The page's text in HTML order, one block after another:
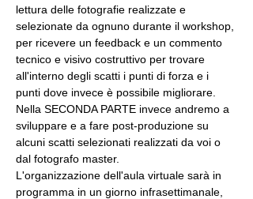
lettura delle fotografie realizzate e
selezionate da ognuno durante il workshop,
per ricevere un feedback e un commento
tecnico e visivo costruttivo per trovare
all'interno degli scatti i punti di forza e i
punti dove invece è possibile migliorare.
Nella SECONDA PARTE invece andremo a
sviluppare e a fare post-produzione su
alcuni scatti selezionati realizzati da voi o
dal fotografo master.
L'organizzazione dell'aula virtuale sarà in
programma in un giorno infrasettimanale,